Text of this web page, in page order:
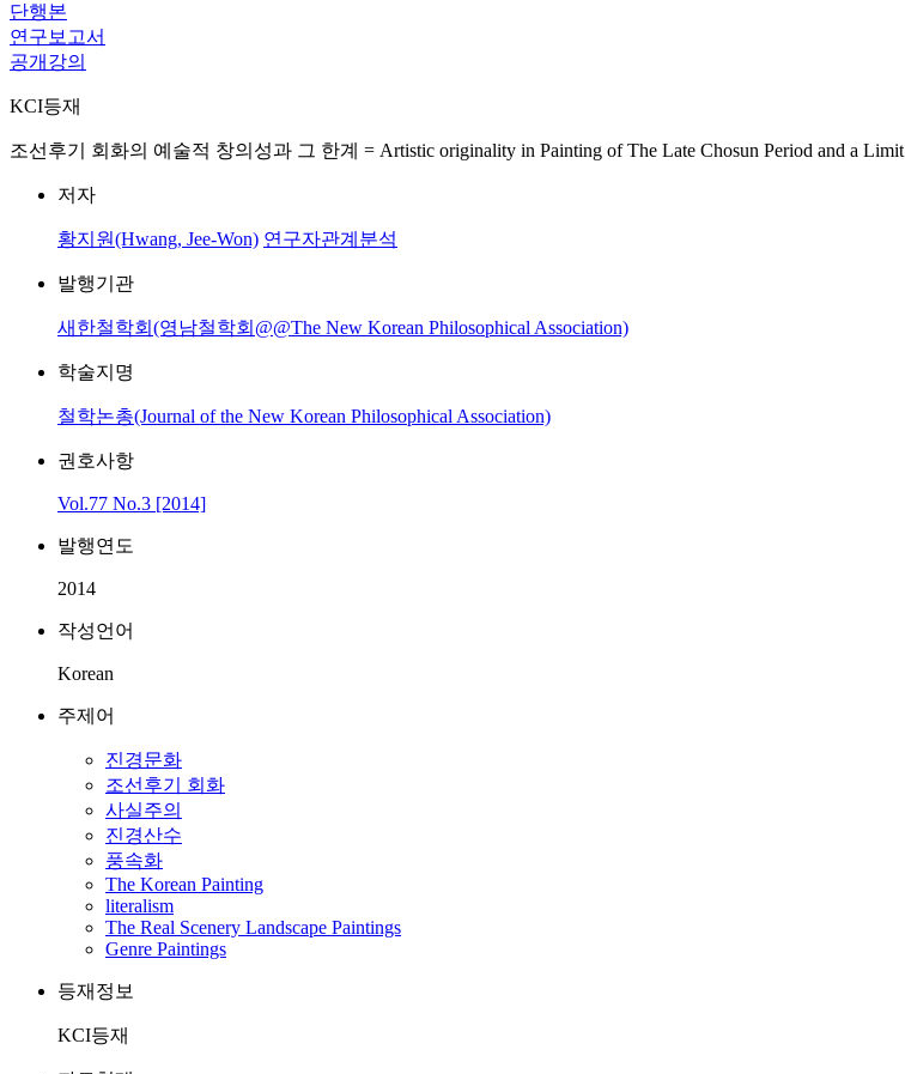
단행본
연구보고서
공개강의
KCI등재
조선후기 회화의 예술적 창의성과 그 한계 = Artistic originality in Painting of The Late Chosun Period and a Limit
저자
황지원(Hwang, Jee-Won) 연구자관계분석
발행기관
새한철학회(영남철학회@@The New Korean Philosophical Association)
학술지명
철학논총(Journal of the New Korean Philosophical Association)
권호사항
Vol.77 No.3 [2014]
발행연도
2014
작성언어
Korean
주제어
진경문화
조선후기 회화
사실주의
진경산수
풍속화
The Korean Painting
literalism
The Real Scenery Landscape Paintings
Genre Paintings
등재정보
KCI등재